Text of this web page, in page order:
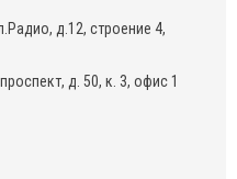
д.12, строение 4,
д. 50, к. 3, офис 1